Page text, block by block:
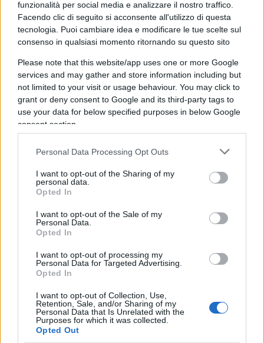
funzionalità per social media e analizzare il nostro traffico.
Facendo clic di seguito si acconsente all'utilizzo di questa
tecnologia. Puoi cambiare idea e modificare le tue scelte sul
consenso in qualsiasi momento ritornando su questo sito
Please note that this website/app uses one or more Google
services and may gather and store information including but
not limited to your visit or usage behaviour. You may click to
grant or deny consent to Google and its third-party tags to
use your data for below specified purposes in below Google
consent section.
Personal Data Processing Opt Outs
I want to opt-out of the Sharing of my
personal data.
Opted In
I want to opt-out of the Sale of my
Personal Data.
Opted In
I want to opt-out of processing my
Personal Data for Targeted Advertising.
Opted In
I want to opt-out of Collection, Use,
Retention, Sale, and/or Sharing of my
Personal Data that Is Unrelated with the
Purposes for which it was collected.
Opted Out
come spada di Damocle contro gli alleati Meloni e
Salvini.
La scusa di Letta
Ecco, questo acuto procedimento di
delegittimazione è intervenuto a gamba tesa
qualsiasi problema che attanaglia
l’odierno Occidente è colpa di Putin
. A detta del
segretario del Partito Democratico, infatti,
sarebbe responsabilità del Cremlino anche
l’eventuale aumento di tasse in tema di Delega
. Scrive Letta: “Parte da destra una
montatura propagandistica su inesistenti aumenti
delle tasse. È bene essere chiari.
Gli unici
hanno un solo responsabile, Putin e la sua
guerra, Non si provi a rivoltare la frittata. Non lo
consentiremo”. Immediata è la risposta di Claudio